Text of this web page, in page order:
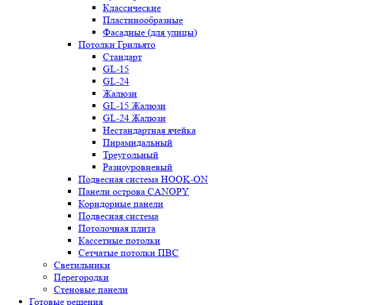
Классические
Пластинообразные
Фасадные (для улицы)
Потолки Грильято
Стандарт
GL-15
GL-24
Жалюзи
GL-15 Жалюзи
GL-24 Жалюзи
Нестандартная ячейка
Пирамидальный
Треугольный
Разноуровневый
Подвесная система HOOK-ON
Панели острова CANOPY
Коридорные панели
Подвесная система
Потолочная плита
Кассетные потолки
Сетчатые потолки ПВС
Светильники
Перегородки
Стеновые панели
Готовые решения